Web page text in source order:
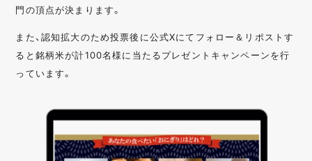
門の頂点が決まります。
また、認知拡大のため投票後に公式Xにてフォロー＆リポストす
ると銘柄米が計100名様に当たるプレゼントキャンペーンを行
っています。